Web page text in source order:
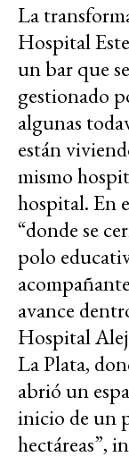
La
Hospital
un bar que
gestionado
algunas
están
mismo
hospital. En
“donde se
polo
avance
Hospital
La Plata,
abrió un
inicio de un
hectáreas”,